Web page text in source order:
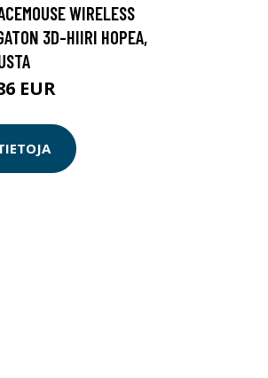
WIRELESS
3D-HIIRI HOPEA,
EUR